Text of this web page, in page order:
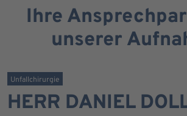
Ihre
unserer
Unfallchirurgie
HERR DANIEL